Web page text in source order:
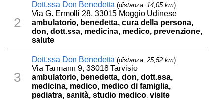
2
Dott.ssa Don Benedetta (distanza: 14,05 km)
Via G. Ermolli 28, 33015 Moggio Udinese
ambulatorio, benedetta, cura della persona,
don, dott.ssa, medicina, medico, prevenzione,
salute
3
Dott.ssa Don Benedetta (distanza: 25,52 km)
Via Tarmann 9, 33018 Tarvisio
ambulatorio, benedetta, don, dott.ssa,
medicina, medico, medico di famiglia,
pediatra, sanità, studio medico, visite